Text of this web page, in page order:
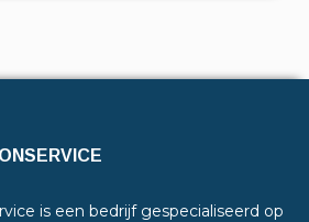
is een bedrijf gespecialiseerd op